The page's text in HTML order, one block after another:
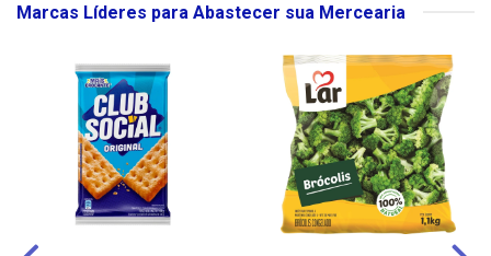
Marcas Líderes para Abastecer sua Mercearia